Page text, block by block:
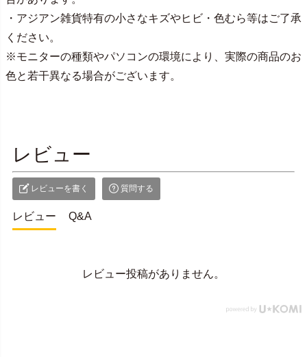
・アジアン雑貨特有の小さなキズやヒビ・色むら等はご了承
ください。
※モニターの種類やパソコンの環境により、実際の商品のお
色と若干異なる場合がございます。
レビュー
レビューを書く 質問する
レビュー Q&A
レビュー投稿がありません。